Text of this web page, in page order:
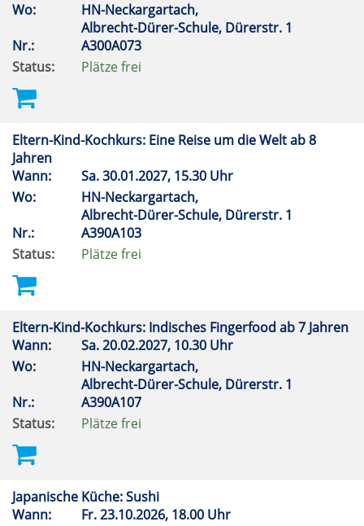
Wo:
HN-Neckargartach,
Albrecht-Dürer-Schule, Dürerstr. 1
Nr.:
A300A073
Status:
Plätze frei
Eltern-Kind-Kochkurs: Eine Reise um die Welt ab 8
Jahren
Wann:
Sa.30.01.2027, 15.30 Uhr
Wo:
HN-Neckargartach,
Albrecht-Dürer-Schule, Dürerstr. 1
Nr.:
A390A103
Status:
Plätze frei
Eltern-Kind-Kochkurs: Indisches Fingerfood ab 7 Jahren
Wann:
Sa.20.02.2027, 10.30 Uhr
Wo:
HN-Neckargartach,
Albrecht-Dürer-Schule, Dürerstr. 1
Nr.:
A390A107
Status:
Plätze frei
Japanische Küche: Sushi
Wann:
Fr.23.10.2026, 18.00 Uhr